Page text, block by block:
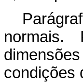
normais.
condições